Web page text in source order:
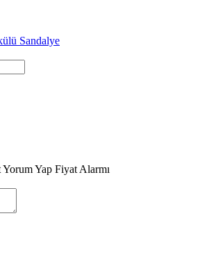
Sandalye
Yorum Yap Fiyat Alarmı